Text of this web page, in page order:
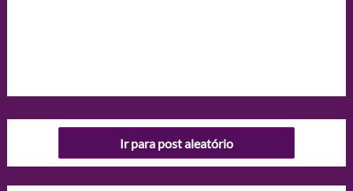
Ir para post aleatório